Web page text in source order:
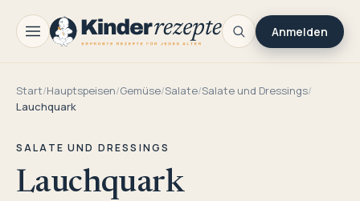
Anmelden
Start/Hauptspeisen/Gemüse/Salate/Salate und Dressings/
Lauchquark
SALATE UND DRESSINGS
Lauchquark